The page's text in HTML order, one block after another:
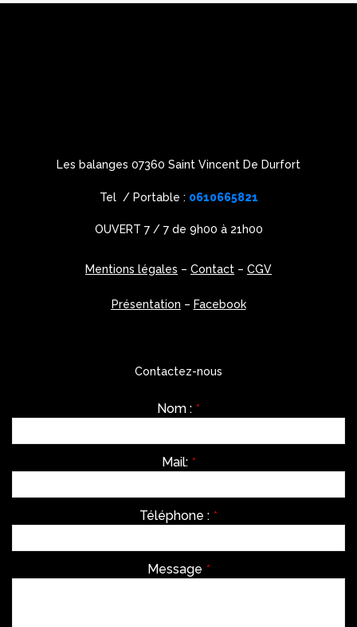
Les balanges 07360 Saint Vincent De Durfort
Tel / Portable : 0610665821
OUVERT 7 / 7 de 9h00 à 21h00
Mentions légales – Contact – CGV
Présentation – Facebook
Contactez-nous
Nom : *
Mail: *
Téléphone : *
Message *